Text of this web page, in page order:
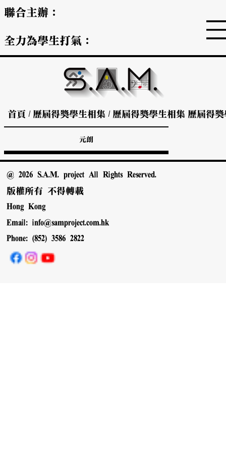
聯合主辦：
全力為學生打氣：
首頁 / 歷屆得獎學生相集 / 歷屆得獎學生相集 歷屆得
元朗
@ 2026 S.A.M. project All Rights Reserved.
版權所有 不得轉載
Hong Kong
Email: info@samproject.com.hk
Phone: (852) 3586 2822